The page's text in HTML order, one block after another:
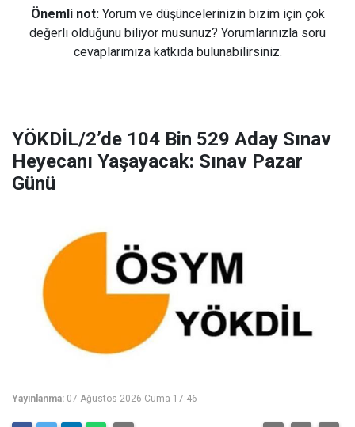
Önemli not: Yorum ve düşüncelerinizin bizim için çok
değerli olduğunu biliyor musunuz? Yorumlarınızla soru
cevaplarımıza katkıda bulunabilirsiniz.
YÖKDİL/2’de 104 Bin 529 Aday Sınav
Heyecanı Yaşayacak: Sınav Pazar
Günü
Yayınlanma: 07 Ağustos 2026 Cuma 17:46